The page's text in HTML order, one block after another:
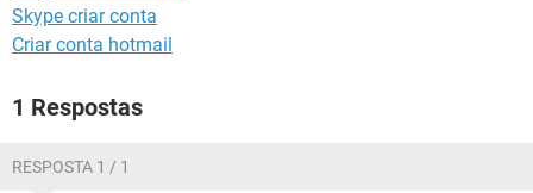
Skype criar conta
Criar conta hotmail
1 Respostas
RESPOSTA 1 / 1